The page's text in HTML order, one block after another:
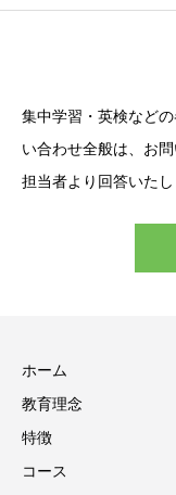
集中学習・英検など
い合わせ全般は、お
担当者より回答いたし
ホーム
教育理念
特徴
コース